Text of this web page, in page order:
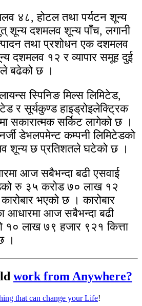
४८, होटल तथा पर्यटन शून्य
शून्य दशमलव शून्य पाँच, लगानी
तथा प्रशोधन एक दशमलव
दशमलव १२ र व्यापार समूह दुई
बढेको छ ।
स्पिनिङ मिल्स लिमिटेड,
र सूर्यकुण्ड हाइड्रोइलेक्ट्रिक
सकारात्मक सर्किट लागेको छ ।
डेभलपमेन्ट कम्पनी लिमिटेडको
शून्य छ प्रतिशतले घटेको छ ।
आज सबैभन्दा बढी एसवाई
रु ३५ करोड ७० लाख १२
भएको छ । कारोबार
आधारमा आज सबैभन्दा बढी
१० लाख ७९ हजार ९२१ कित्ता
।
work from Anywhere?
that can change your Life!